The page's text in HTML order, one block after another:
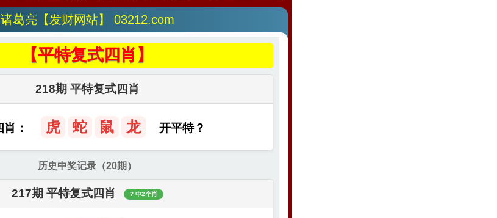
诸葛亮【发财网站】 03212.com